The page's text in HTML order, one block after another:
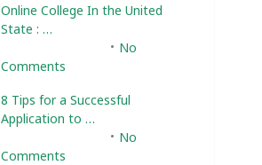
Online College In the United
State : …
No
Comments
8 Tips for a Successful
Application to …
No
Comments